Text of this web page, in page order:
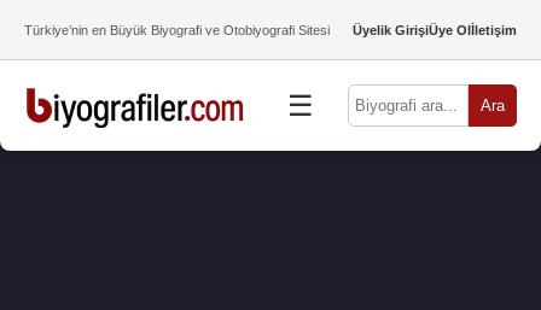
Türkiye’nin en Büyük Biyografi ve Otobiyografi Sitesi Üyelik GirişiÜye Olİletişim
☰ Ara